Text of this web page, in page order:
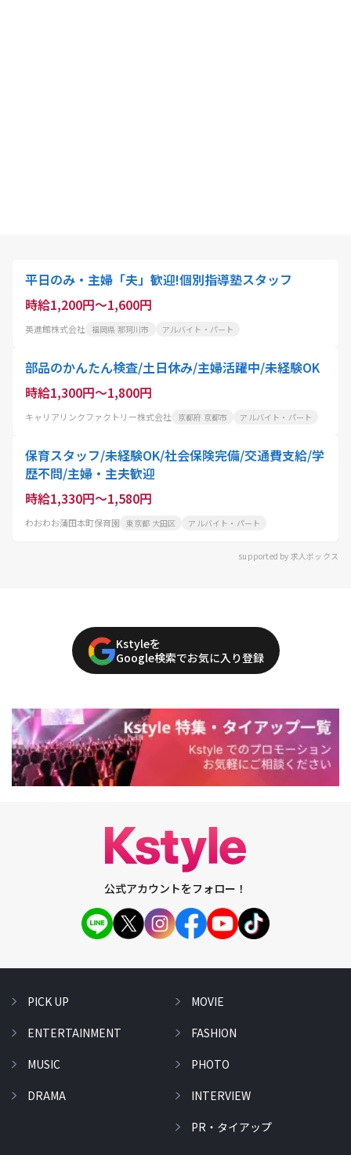
平日のみ・主婦「夫」歓迎!個別指導塾スタッフ
時給1,200円～1,600円
英進館株式会社 福岡県 那珂川市 アルバイト・パート
部品のかんたん検査/土日休み/主婦活躍中/未経験OK
時給1,300円～1,800円
キャリアリンクファクトリー株式会社 京都府 京都市 アルバイト・パート
保育スタッフ/未経験OK/社会保険完備/交通費支給/学
歴不問/主婦・主夫歓迎
時給1,330円～1,580円
わおわお蒲田本町保育園 東京都 大田区 アルバイト・パート
supported by 求人ボックス
Kstyleを
Google検索でお気に入り登録
公式アカウントをフォロー！
PICK UP
ENTERTAINMENT
MUSIC
DRAMA
MOVIE
FASHION
PHOTO
INTERVIEW
PR・タイアップ